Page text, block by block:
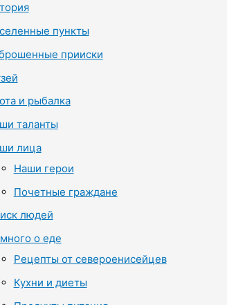
пункты
прииски
и рыбалка
таланты
лица
Наши герои
Почетные граждане
людей
о еде
Рецепты от североенисейцев
Кухни и диеты